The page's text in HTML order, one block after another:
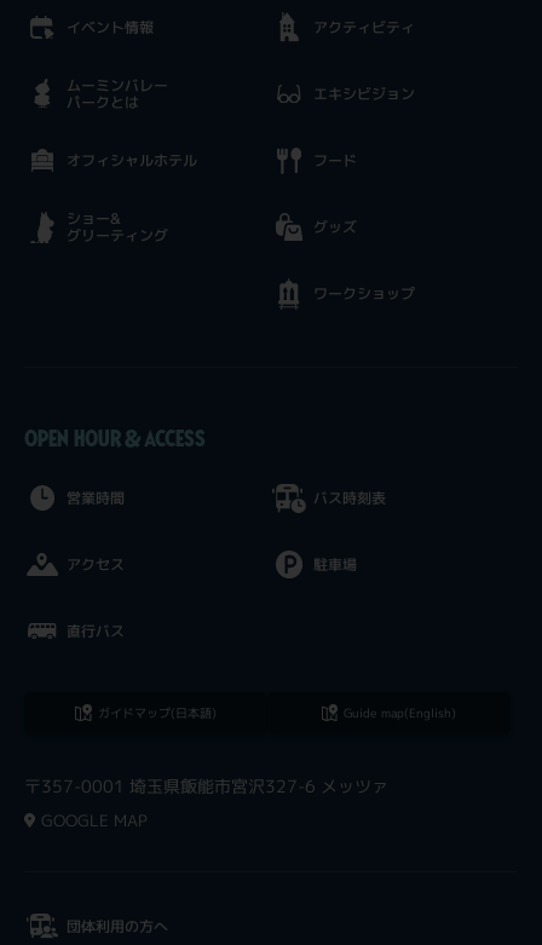
イベント情報
ムーミンバレー
パークとは
オフィシャルホテル
ショー&
グリーティング
アクティビティ
エキシビジョン
フード
グッズ
ワークショップ
OPEN HOUR & ACCESS
営業時間
アクセス
直行バス
バス時刻表
駐車場
ガイドマップ(日本語) Guide map(English)
〒357-0001 埼玉県飯能市宮沢327-6 メッツァ
GOOGLE MAP
団体利用の方へ